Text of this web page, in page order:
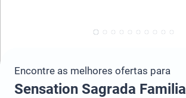
Encontre as melhores ofertas para
Sensation Sagrada Familia